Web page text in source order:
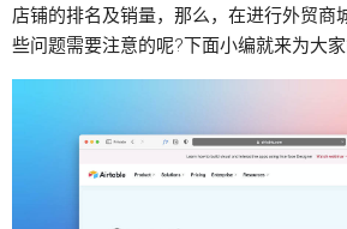
店铺的排名及销量，那么，在进行外贸商
些问题需要注意的呢?下面小编就来为大家